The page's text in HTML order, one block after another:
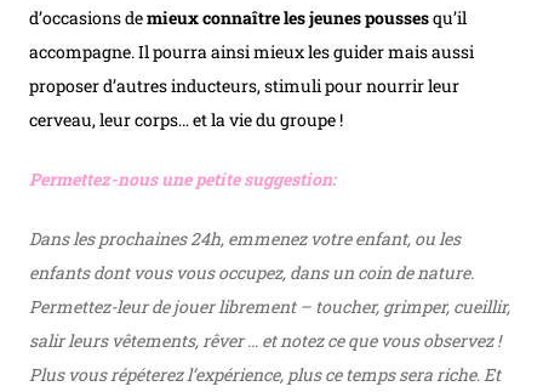
d’occasions demieux connaître les jeunes poussesqu’il
accompagne. Il pourra ainsi mieux les guider mais aussi
proposer d’autres inducteurs, stimuli pour nourrir leur
cerveau, leur corps… et la vie du groupe !
Permettez-nous une petite suggestion:
Dans les prochaines 24h, emmenez votre enfant, ou les
enfants dont vous vous occupez, dans un coin de nature.
Permettez-leur de jouer librement – toucher, grimper, cueillir,
salir leurs vêtements, rêver … et notez ce que vous observez !
Plus vous répéterez l’expérience, plus ce temps sera riche. Et